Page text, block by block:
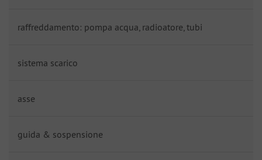
raffreddamento: pompa acqua, radioatore, tubi
sistema scarico
asse
guida & sospensione